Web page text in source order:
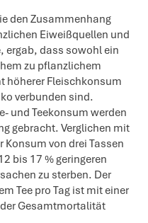
den Zusammenhang
Eiweißquellen und
ergab, dass sowohl ein
zu pflanzlichem
höherer Fleischkonsum
verbunden sind.
und Teekonsum werden
gebracht. Verglichen mit
Konsum von drei Tassen
bis 17 % geringeren
zu sterben. Der
Tee pro Tag ist mit einer
Gesamtmortalität